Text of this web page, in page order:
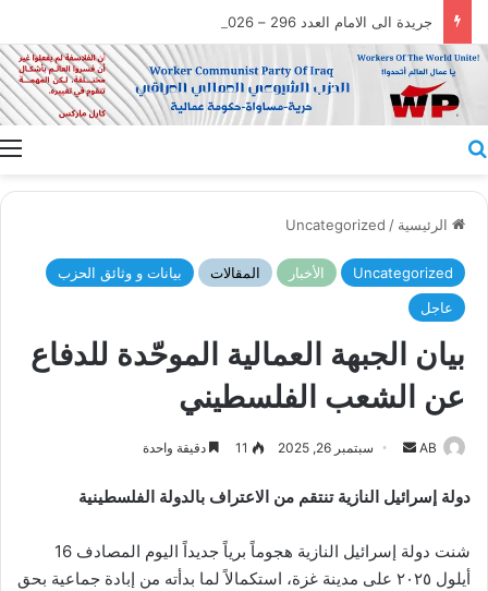
جريدة الى الامام العدد 296 – 28/07/2026
الرئيسية /
Uncategorized
Uncategorized الأخبار المقالات
بيانات و وثائق الحزب
عاجل
بيان الجبهة العمالية الموحّدة للدفاع
عن الشعب الفلسطيني
AB
أرسل
إلكترونيا
سبتمبر 26, 2025 11 دقيقة واحدة
دولة إسرائيل النازية تنتقم من الاعتراف بالدولة الفلسطينية
شنت دولة إسرائيل النازية هجوماً برياً جديداً اليوم المصادف 16
أيلول ٢٠٢٥ على مدينة غزة، استكمالاً لما بدأته من إبادة جماعية بحق